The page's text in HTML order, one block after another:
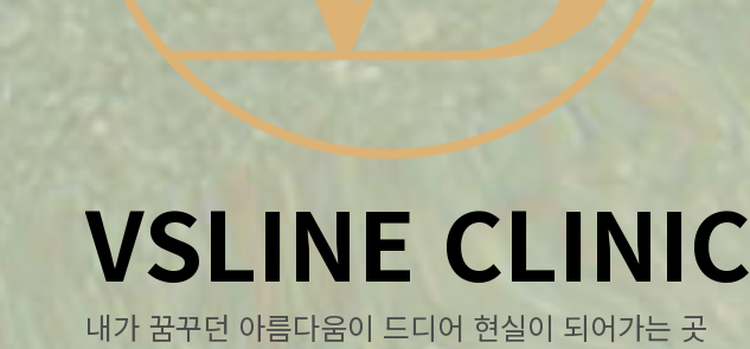
VSLINE CLINIC
내가 꿈꾸던 아름다움이 드디어 현실이 되어가는 곳